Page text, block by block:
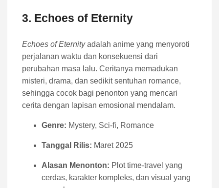
3. Echoes of Eternity
Echoes of Eternityadalah anime yang menyoroti
perjalanan waktu dan konsekuensi dari
perubahan masa lalu. Ceritanya memadukan
misteri, drama, dan sedikit sentuhan romance,
sehingga cocok bagi penonton yang mencari
cerita dengan lapisan emosional mendalam.
Genre: Mystery, Sci-fi, Romance
Tanggal Rilis: Maret 2025
Alasan Menonton: Plot time-travel yang
cerdas, karakter kompleks, dan visual yang